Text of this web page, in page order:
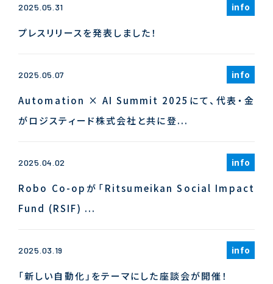
2025.05.31 info
プレスリリースを発表しました！
2025.05.07 info
Automation × AI Summit 2025にて、代表・金
がロジスティード株式会社と共に登...
2025.04.02 info
Robo Co-opが「Ritsumeikan Social Impact
Fund (RSIF) ...
2025.03.19 info
「新しい自動化」をテーマにした座談会が開催！